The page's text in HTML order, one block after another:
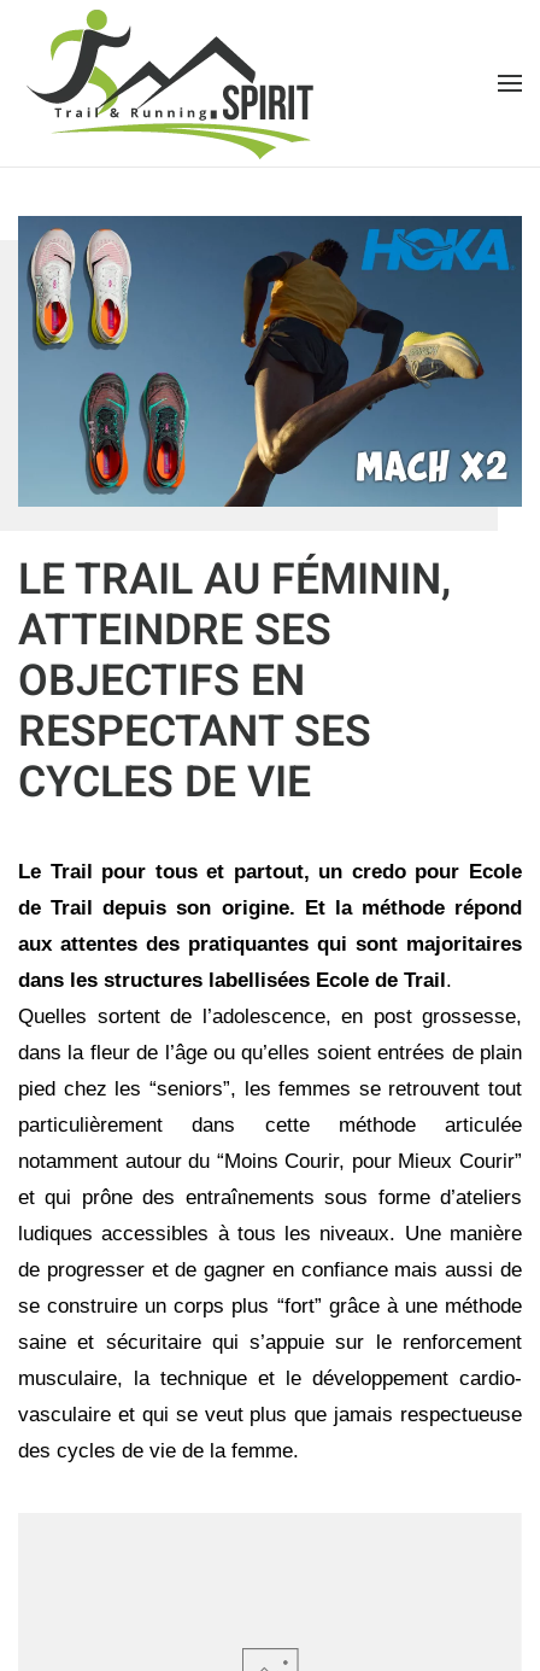
Accéder au contenu principal
LE TRAIL AU FÉMININ,
ATTEINDRE SES
OBJECTIFS EN
RESPECTANT SES
CYCLES DE VIE
Le Trail pour tous et partout, un credo pour Ecole
de Trail depuis son origine. Et la méthode répond
aux attentes des pratiquantes qui sont majoritaires
dans les structures labellisées Ecole de Trail.
Quelles sortent de l’adolescence, en post grossesse,
dans la fleur de l’âge ou qu’elles soient entrées de plain
pied chez les “seniors”, les femmes se retrouvent tout
particulièrement dans cette méthode articulée
notamment autour du “Moins Courir, pour Mieux Courir”
et qui prône des entraînements sous forme d’ateliers
ludiques accessibles à tous les niveaux. Une manière
de progresser et de gagner en confiance mais aussi de
se construire un corps plus “fort” grâce à une méthode
saine et sécuritaire qui s’appuie sur le renforcement
musculaire, la technique et le développement cardio-
vasculaire et qui se veut plus que jamais respectueuse
des cycles de vie de la femme.